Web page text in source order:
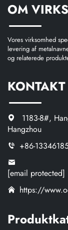
OM
Vores virksomhed
levering af
og relaterede
KONTAKT
1183-8#,
Hangzhou
+86-
[email protected]
https://